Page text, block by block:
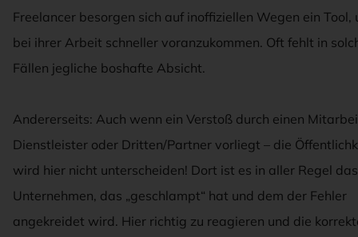
Freelancer besorgen sich auf inoffiziellen Wegen ein Tool,
bei ihrer Arbeit schneller voranzukommen. Oft fehlt in
Fällen jegliche boshafte Absicht.
Andererseits: Auch wenn ein Verstoß durch einen
Dienstleister oder Dritten/Partner vorliegt – die
wird hier nicht unterscheiden! Dort ist es in aller Regel das
Unternehmen, das „geschlampt“ hat und dem der Fehler
angekreidet wird. Hier richtig zu reagieren und die